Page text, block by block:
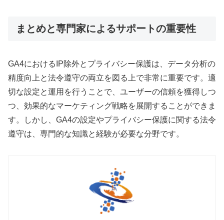
まとめと専門家によるサポートの重要性
GA4におけるIP除外とプライバシー保護は、データ分析の
精度向上と法令遵守の両立を図る上で非常に重要です。適
切な設定と運用を行うことで、ユーザーの信頼を獲得しつ
つ、効果的なマーケティング戦略を展開することができま
す。しかし、GA4の設定やプライバシー保護に関する法令
遵守は、専門的な知識と経験が必要な分野です。